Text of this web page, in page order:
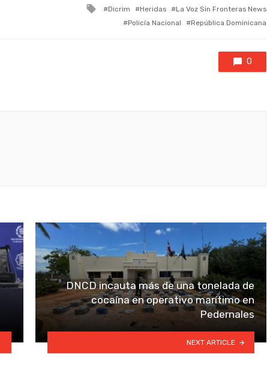
Tagged
Dicrim Heridas
La Voz Sin Fronteras News
Policía Nacional
República Dominicana
0
DNCD incauta más de una tonelada de
cocaína en operativo marítimo en
Pedernales
NEXT ARTICLE